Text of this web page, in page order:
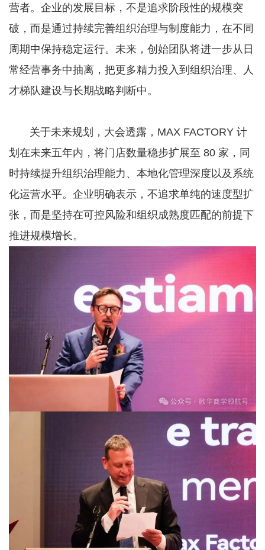
营者。企业的发展目标，不是追求阶段性的规模突
破，而是通过持续完善组织治理与制度能力，在不同
周期中保持稳定运行。未来，创始团队将进一步从日
常经营事务中抽离，把更多精力投入到组织治理、人
才梯队建设与长期战略判断中。
关于未来规划，大会透露，MAX FACTORY 计
划在未来五年内，将门店数量稳步扩展至 80 家，同
时持续提升组织治理能力、本地化管理深度以及系统
化运营水平。企业明确表示，不追求单纯的速度型扩
张，而是坚持在可控风险和组织成熟度匹配的前提下
推进规模增长。